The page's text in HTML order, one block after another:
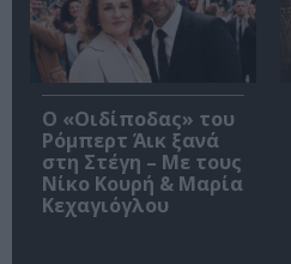
O «Οιδίποδας» του
Ρόμπερτ Άικ ξανά
στη Στέγη – Με τους
Νίκο Κουρή & Μαρία
Κεχαγιόγλου